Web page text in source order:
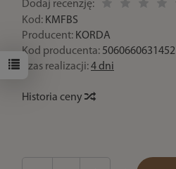
Dodaj recenzję:
Kod: KMFBS
Producent: KORDA
Kod producenta: 5060660631452
Czas realizacji:4 dni
Historia ceny